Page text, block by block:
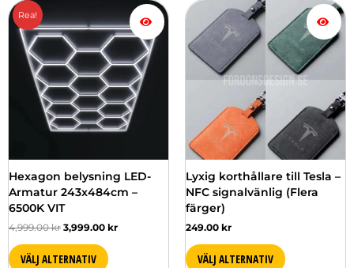
Rea!
Hexagon belysning LED-
Armatur 243x484cm –
6500K VIT
4,999.00kr
ursprungliga
priset
var:
4,999.00 kr.
3,999.00 kr
nuvarande
priset
3,999.00 kr.
VÄLJ ALTERNATIV
Lyxig korthållare till Tesla –
NFC signalvänlig (Flera
färger)
249.00 kr
VÄLJ ALTERNATIV
Den
produkten
har
flera
varianter.
olika
alternativen
kan
på
produktsidan